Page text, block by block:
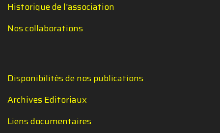
Historique de l'association
Nos collaborations
Disponibilités de nos publications
Archives Editoriaux
Liens documentaires